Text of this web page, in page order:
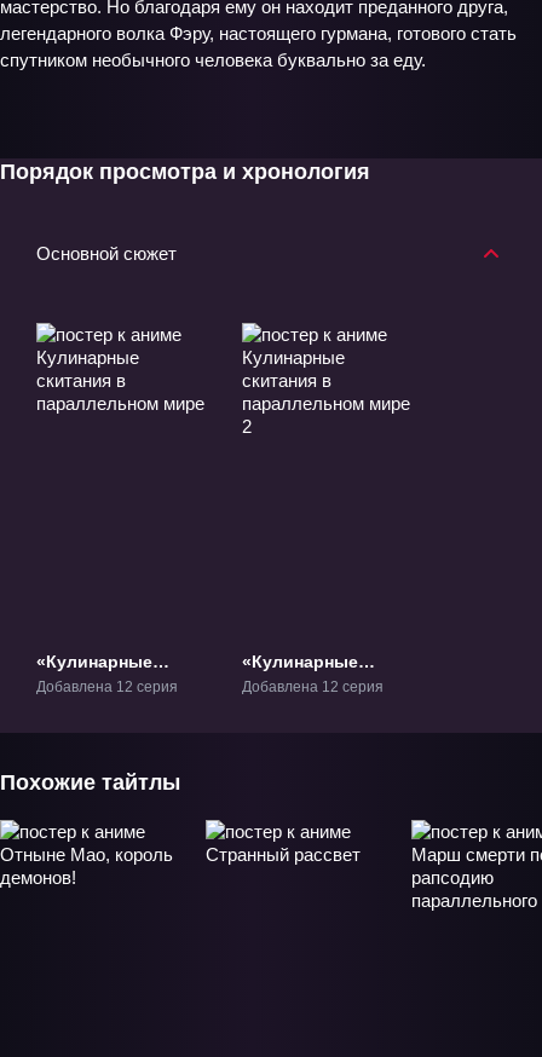
мастерство. Но благодаря ему он находит преданного друга,
легендарного волка Фэру, настоящего гурмана, готового стать
спутником необычного человека буквально за еду.
Порядок просмотра и хронология
Основной сюжет
«Кулинарные
скитания в
Добавлена 12 серия
«Кулинарные
скитания в
Добавлена 12 серия
Похожие тайтлы